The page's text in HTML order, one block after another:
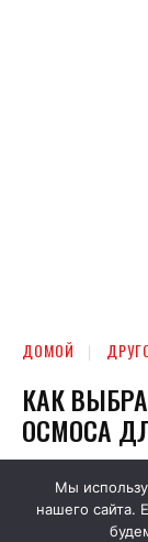
Мы
нашего сайта.